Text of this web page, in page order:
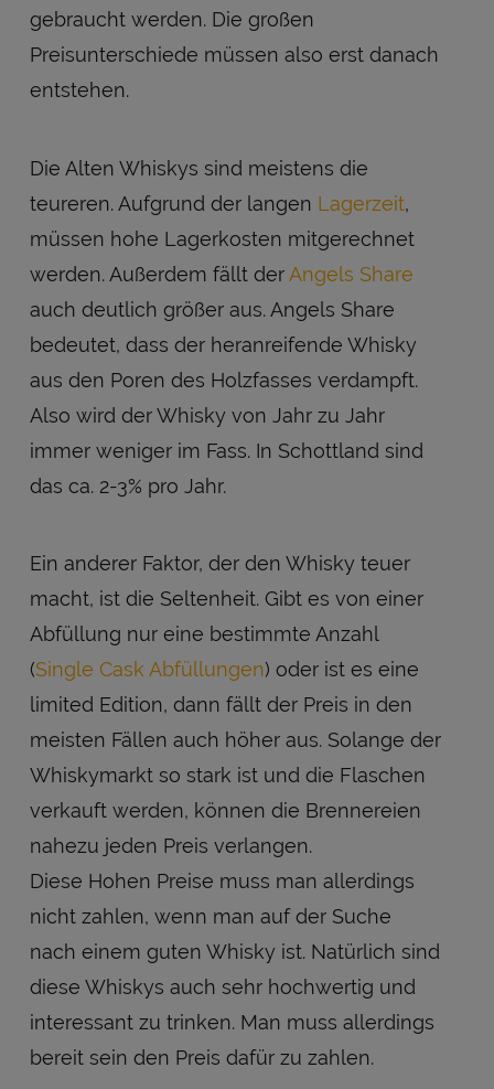
gebraucht werden. Die großen
Preisunterschiede müssen also erst danach
entstehen.
Die Alten Whiskys sind meistens die
teureren. Aufgrund der langen Lagerzeit,
müssen hohe Lagerkosten mitgerechnet
werden. Außerdem fällt der Angels Share
auch deutlich größer aus. Angels Share
bedeutet, dass der heranreifende Whisky
aus den Poren des Holzfasses verdampft.
Also wird der Whisky von Jahr zu Jahr
immer weniger im Fass. In Schottland sind
das ca. 2-3% pro Jahr.
Ein anderer Faktor, der den Whisky teuer
macht, ist die Seltenheit. Gibt es von einer
Abfüllung nur eine bestimmte Anzahl
(Single Cask Abfüllungen) oder ist es eine
limited Edition, dann fällt der Preis in den
meisten Fällen auch höher aus. Solange der
Whiskymarkt so stark ist und die Flaschen
verkauft werden, können die Brennereien
nahezu jeden Preis verlangen.
Diese Hohen Preise muss man allerdings
nicht zahlen, wenn man auf der Suche
nach einem guten Whisky ist. Natürlich sind
diese Whiskys auch sehr hochwertig und
interessant zu trinken. Man muss allerdings
bereit sein den Preis dafür zu zahlen.